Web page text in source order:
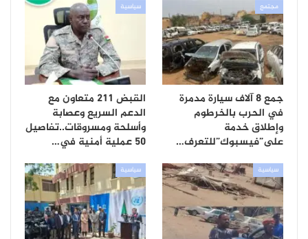
مجتمع
جمع 8 آلاف سيارة مدمرة
في الحرب بالخرطوم
وإطلاق خدمة
على”فيسبوك”للتعرف…
سياسية
القبض 211 متعاون مع
الدعم السريع وعصابة
وأسلحة ومسروقات..تفاصيل
50 عملية أمنية في…
سياسية سياسية